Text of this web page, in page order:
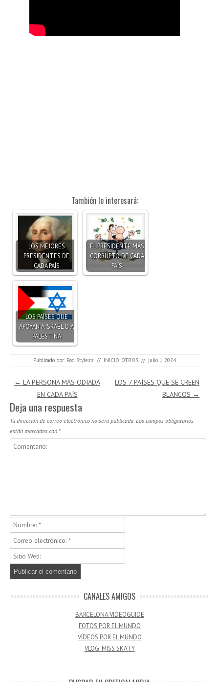
También le interesará:
LOS MEJORES
PRESIDENTES DE
CADA PAÍS
EL PRESIDENTE MÁS
CORRUPTO DE CADA
PAÍS
LOS PAÍSES QUE
APOYAN A ISRAEL O A
PALESTINA
Publicado por: Rod Stylezz // INICIO OTROS // julio 1, 2024
Navegación de entradas
← LA PERSONA MÁS ODIADA
EN CADA PAÍS
LOS 7 PAÍSES QUE SE CREEN
BLANCOS →
Deja una respuesta
Tu dirección de correo electrónico no será publicada. Los campos obligatorios
están marcados con *
CANALES AMIGOS
BARCELONA VIDEOGUIDE
FOTOS POR EL MUNDO
VÍDEOS POR EL MUNDO
VLOG: MISS SKATY